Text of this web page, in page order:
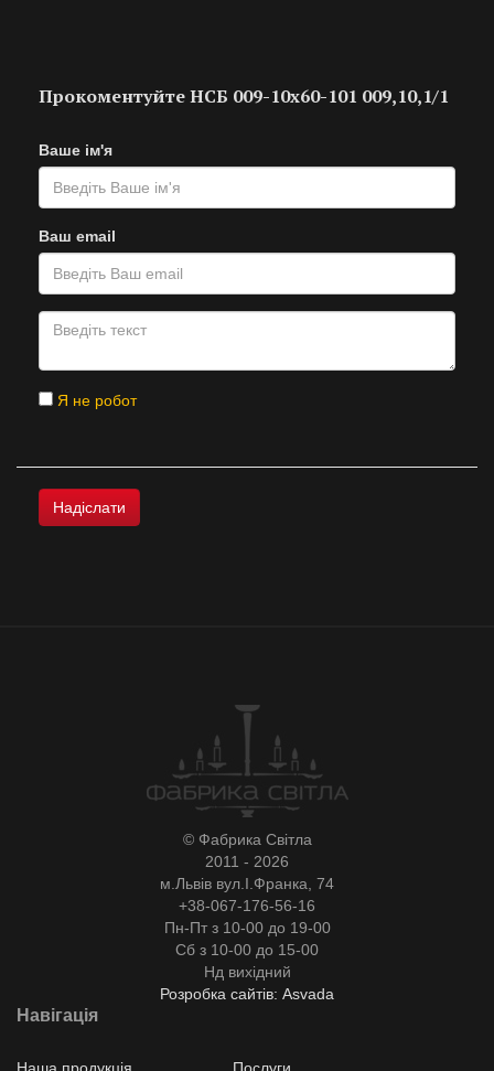
Прокоментуйте НСБ 009-10х60-101 009,10,1/1
Ваше ім'я
Ваш email
Я не робот
© Фабрика Світла
2011 - 2026
м.Львів вул.І.Франка, 74
+38-067-176-56-16
Пн-Пт з 10-00 до 19-00
Сб з 10-00 до 15-00
Нд вихідний
Розробка сайтів: Asvada
Навігація